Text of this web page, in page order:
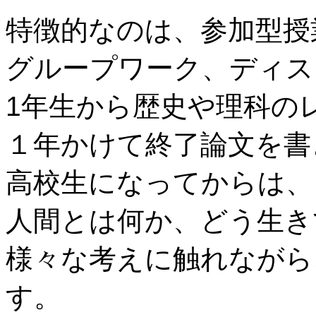
特徴的なのは、参加型
グループワーク、ディ
1年生から歴史や理科の
１年かけて終了論文を
高校生になってからは
人間とは何か、どう生
様々な考えに触れなが
す。